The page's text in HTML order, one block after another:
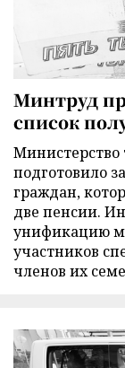
Минтруд
список
Министерство
подготовило
граждан,
две пенсии.
унификацию
участников
членов их